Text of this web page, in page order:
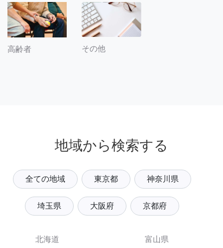
高齢者 その他
地域から検索する
全ての地域 東京都 神奈川県
埼玉県 大阪府 京都府
北海道
富山県